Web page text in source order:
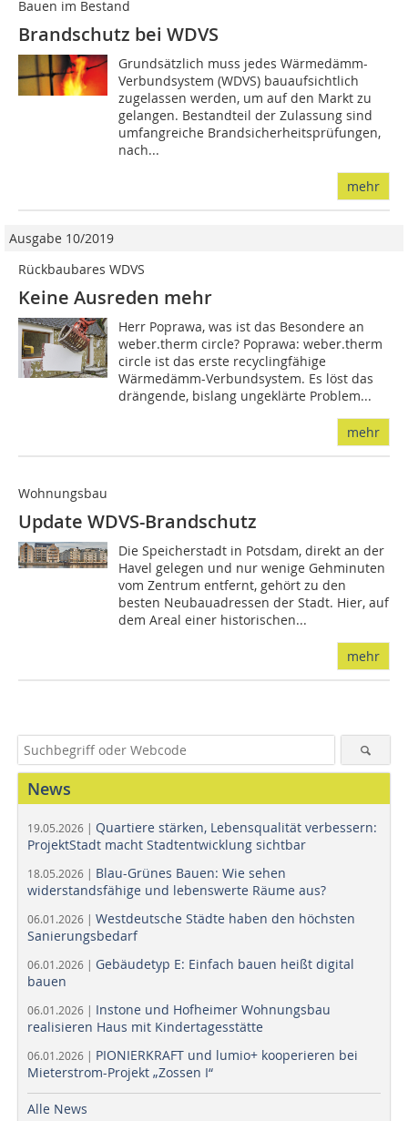
Bauen im Bestand
Brandschutz bei WDVS
Grundsätzlich muss jedes Wärmedämm-
Verbundsystem (WDVS) bauaufsichtlich
zugelassen werden, um auf den Markt zu
gelangen. Bestandteil der Zulassung sind
umfangreiche Brandsicherheitsprüfungen,
nach...
mehr
Ausgabe 10/2019
Rückbaubares WDVS
Keine Ausreden mehr
Herr Poprawa, was ist das Besondere an
weber.therm circle? Poprawa: weber.therm
circle ist das erste recyclingfähige
Wärmedämm-Verbundsystem. Es löst das
drängende, bislang ungeklärte Problem...
mehr
Wohnungsbau
Update WDVS-Brandschutz
Die Speicherstadt in Potsdam, direkt an der
Havel gelegen und nur wenige Gehminuten
vom Zentrum entfernt, gehört zu den
besten Neubauadressen der Stadt. Hier, auf
dem Areal einer historischen...
mehr
News
19.05.2026 | Quartiere stärken, Lebensqualität verbessern:
ProjektStadt macht Stadtentwicklung sichtbar
18.05.2026 | Blau-Grünes Bauen: Wie sehen
widerstandsfähige und lebenswerte Räume aus?
06.01.2026 | Westdeutsche Städte haben den höchsten
Sanierungsbedarf
06.01.2026 | Gebäudetyp E: Einfach bauen heißt digital
bauen
06.01.2026 | Instone und Hofheimer Wohnungsbau
realisieren Haus mit Kindertagesstätte
06.01.2026 | PIONIERKRAFT und lumio+ kooperieren bei
Mieterstrom-Projekt „Zossen I“
Alle News